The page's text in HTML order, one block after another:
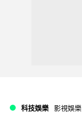
科技娛樂 影視娛樂